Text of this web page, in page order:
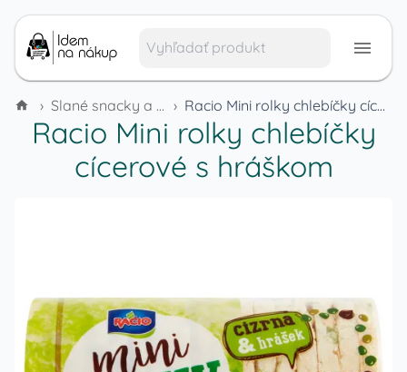
› Slané snacky a pochutiny › Racio Mini rolky chlebíčky cícerové s hráškom
Racio Mini rolky chlebíčky
cícerové s hráškom